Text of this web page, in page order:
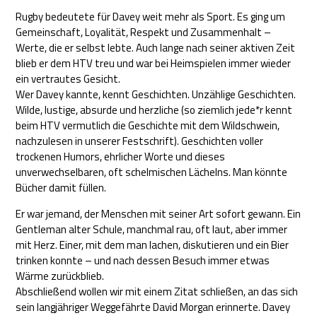
Rugby bedeutete für Davey weit mehr als Sport. Es ging um
Gemeinschaft, Loyalität, Respekt und Zusammenhalt –
Werte, die er selbst lebte. Auch lange nach seiner aktiven Zeit
blieb er dem HTV treu und war bei Heimspielen immer wieder
ein vertrautes Gesicht.
Wer Davey kannte, kennt Geschichten. Unzählige Geschichten.
Wilde, lustige, absurde und herzliche (so ziemlich jede*r kennt
beim HTV vermutlich die Geschichte mit dem Wildschwein,
nachzulesen in unserer Festschrift). Geschichten voller
trockenen Humors, ehrlicher Worte und dieses
unverwechselbaren, oft schelmischen Lächelns. Man könnte
Bücher damit füllen.
Er war jemand, der Menschen mit seiner Art sofort gewann. Ein
Gentleman alter Schule, manchmal rau, oft laut, aber immer
mit Herz. Einer, mit dem man lachen, diskutieren und ein Bier
trinken konnte – und nach dessen Besuch immer etwas
Wärme zurückblieb.
Abschließend wollen wir mit einem Zitat schließen, an das sich
sein langjähriger Weggefährte David Morgan erinnerte. Davey